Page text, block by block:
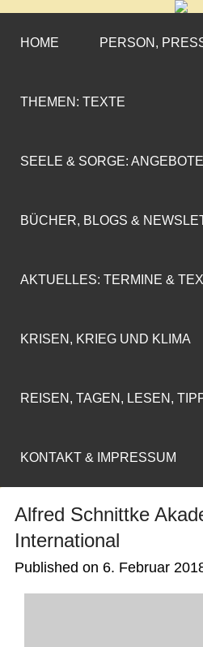
CORNELIA
»ENGAGEMENT MIT
HOME PERSON,
THEMEN: TEXTE
SEELE & SORGE: ANGEBOTE
BÜCHER, BLOGS &
AKTUELLES: TERMINE &
KRISEN, KRIEG UND KLIMA
REISEN, TAGEN, LESEN,
KONTAKT & IMPRESSUM
Alfred Schnittke
International
Published on 6. Februar